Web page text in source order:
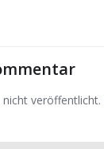
veröffentlicht.